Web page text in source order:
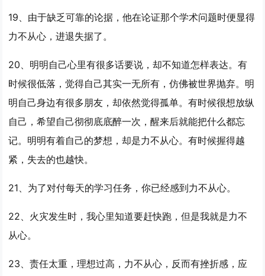
19、由于缺乏可靠的论据，他在论证那个学术问题时便显得
力不从心 ，进退失据了。
20、明明自己心里有很多话要说，却不知道怎样表达。有
时候很低落，觉得自己其实一无所有，仿佛被世界抛弃。明
明自己身边有很多朋友，却依然觉得孤单。有时候很想放纵
自己，希望自己彻彻底底醉一次，醒来后就能把什么都忘
记。明明有着自己的梦想，却是力不从心。有时候握得越
紧，失去的也越快。
21、为了对付每天的学习任务，你已经感到力不从心。
22、火灾发生时，我心里知道要赶快跑，但是我就是力不
从心。
23、责任太重，理想过高， 力不从心 ，反而有挫折感，应